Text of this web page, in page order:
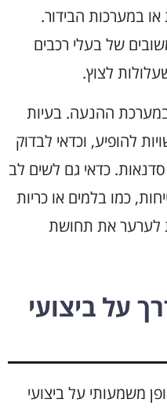
במערכות הבידור.
של בעלי רכבים
לצוץ.
ההנעה. בעיות
להופיע, וכדאי לבדוק
כדאי גם לשים לב
כמו בלמים או כריות
לערער את תחושת
על ביצועי
משמעותי על ביצועי